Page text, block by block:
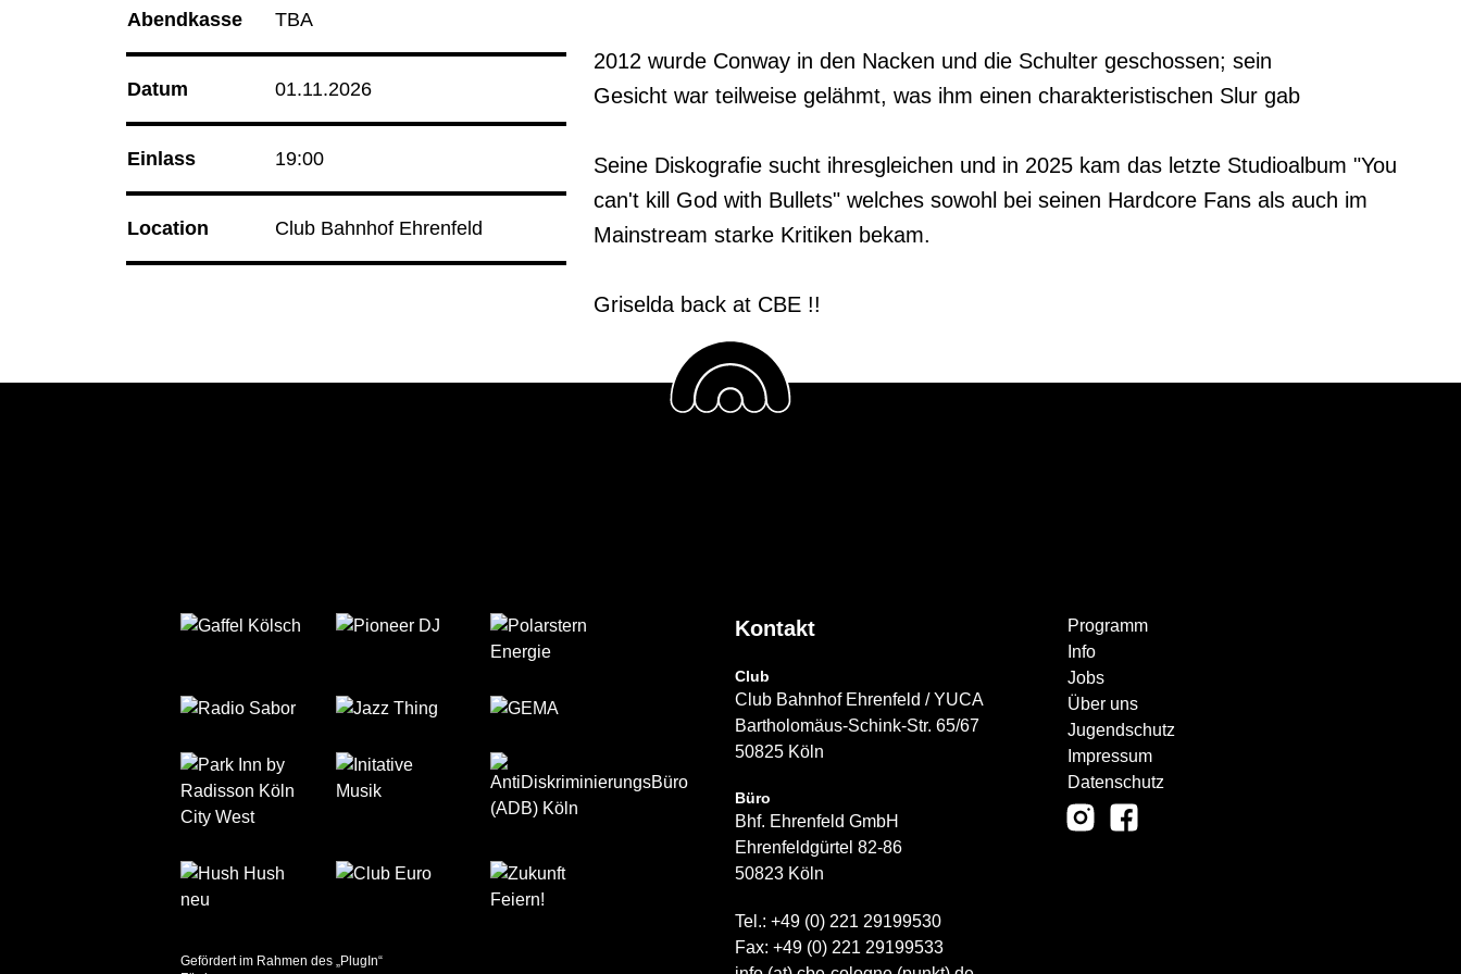
Abendkasse TBA
Datum 01.11.2026
Einlass 19:00
Location Club Bahnhof Ehrenfeld
2012 wurde Conway in den Nacken und die Schulter geschossen; sein
Gesicht war teilweise gelähmt, was ihm einen charakteristischen Slur gab
Seine Diskografie sucht ihresgleichen und in 2025 kam das letzte Studioalbum "You
can't kill God with Bullets" welches sowohl bei seinen Hardcore Fans als auch im
Mainstream starke Kritiken bekam.
Griselda back at CBE !!
Culture Event
Herz an Herz
Club Bahnhof Ehrenfeld
Gefördert im Rahmen des „PlugIn“
Kontakt
Club
Club Bahnhof Ehrenfeld / YUCA
Bartholomäus-Schink-Str. 65/67
50825 Köln
Büro
Bhf. Ehrenfeld GmbH
Ehrenfeldgürtel 82-86
50823 Köln
Tel.: +49 (0) 221 29199530
Fax: +49 (0) 221 29199533
Programm
Info
Jobs
Über uns
Jugendschutz
Impressum
Datenschutz